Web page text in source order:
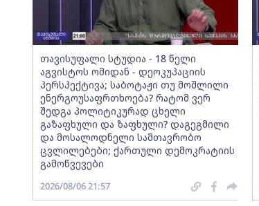
თავისუფალი სტუდია - 18 წელი
აგვისტოს ომიდან - დეოკუპაციის
პერსპექტივა; საბოტაჟი თუ მოშლილი
ენერგოუსაფრთხოება? რატომ ვერ
შედგა პოლიტიკურად ცხელი
გაზაფხული და ზაფხული? დაგეგმილი
და მოსალოდნელი სამთავრობო
ცვლილებები; ქართული დემოკრატიის
გამოწვევები
2026/08/06 21:57